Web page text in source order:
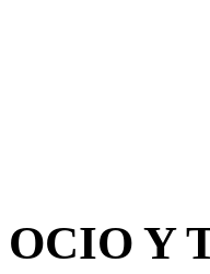
OCIO Y